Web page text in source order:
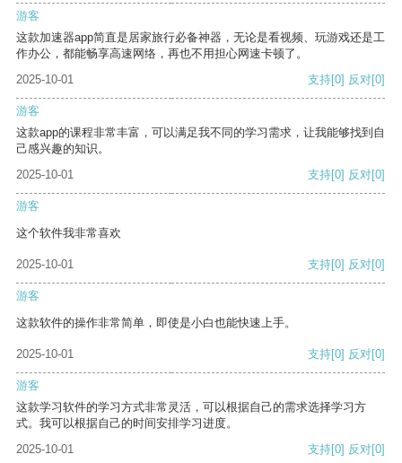
游客
这款加速器app简直是居家旅行必备神器，无论是看视频、玩游戏还是工
作办公，都能畅享高速网络，再也不用担心网速卡顿了。
2025-10-01
支持[0] 反对[0]
游客
这款app的课程非常丰富，可以满足我不同的学习需求，让我能够找到自
己感兴趣的知识。
2025-10-01
支持[0] 反对[0]
游客
这个软件我非常喜欢
2025-10-01 支持[0] 反对[0]
游客
这款软件的操作非常简单，即使是小白也能快速上手。
2025-10-01 支持[0] 反对[0]
游客
这款学习软件的学习方式非常灵活，可以根据自己的需求选择学习方
式。我可以根据自己的时间安排学习进度。
2025-10-01
支持[0] 反对[0]